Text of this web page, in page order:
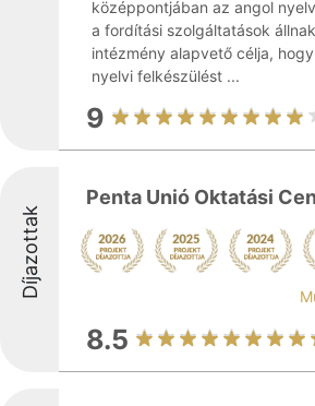
középpontjában az angol
a fordítási szolgáltatások
intézmény alapvető célja,
nyelvi felkészülést ...
9
Díjazottak
Penta Unió Oktatási
8.5